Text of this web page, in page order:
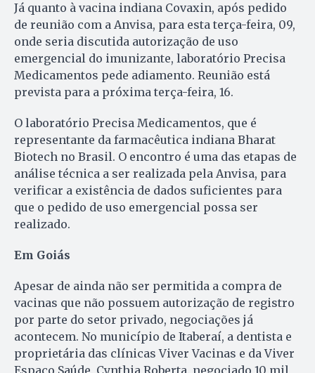
Já quanto à vacina indiana Covaxin, após pedido
de reunião com a Anvisa, para esta terça-feira, 09,
onde seria discutida autorização de uso
emergencial do imunizante, laboratório Precisa
Medicamentos pede adiamento. Reunião está
prevista para a próxima terça-feira, 16.
O laboratório Precisa Medicamentos, que é
representante da farmacêutica indiana Bharat
Biotech no Brasil. O encontro é uma das etapas de
análise técnica a ser realizada pela Anvisa, para
verificar a existência de dados suficientes para
que o pedido de uso emergencial possa ser
realizado.
Em Goiás
Apesar de ainda não ser permitida a compra de
vacinas que não possuem autorização de registro
por parte do setor privado, negociações já
acontecem. No município de Itaberaí, a dentista e
proprietária das clínicas Viver Vacinas e da Viver
Espaço Saúde, Cynthia Roberta, negociado 10 mil